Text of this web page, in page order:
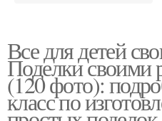
Все для детей
Поделки своими
(120 фото):
класс по